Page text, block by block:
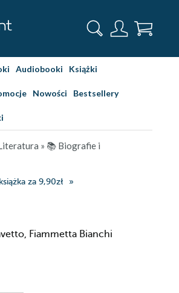
Audiobooki Książki
Nowości Bestsellery
» 📚 Biografie i
za 9,90zł
Fiammetta Bianchi